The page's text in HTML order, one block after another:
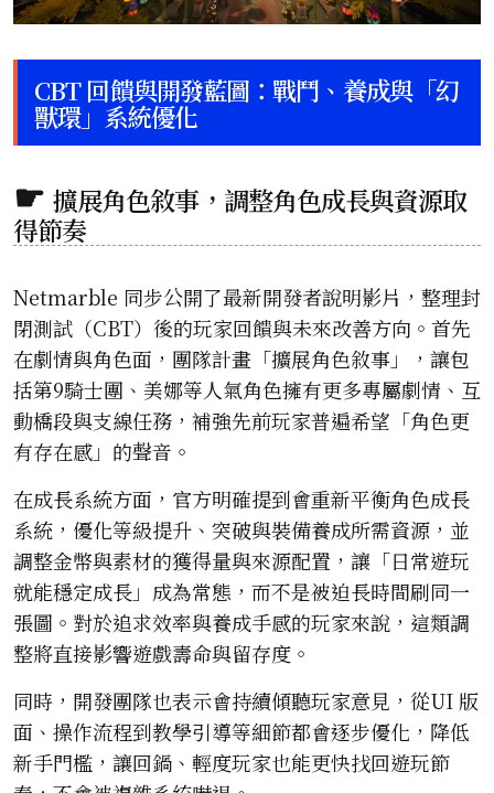
CBT 回饋與開發藍圖：戰鬥、養成與「幻
獸環」系統優化
擴展角色敘事，調整角色成長與資源取
得節奏
Netmarble 同步公開了最新開發者說明影片，整理封
閉測試（CBT）後的玩家回饋與未來改善方向。首先
在劇情與角色面，團隊計畫「擴展角色敘事」，讓包
括第9騎士團、美娜等人氣角色擁有更多專屬劇情、互
動橋段與支線任務，補強先前玩家普遍希望「角色更
有存在感」的聲音。
在成長系統方面，官方明確提到會重新平衡角色成長
系統，優化等級提升、突破與裝備養成所需資源，並
調整金幣與素材的獲得量與來源配置，讓「日常遊玩
就能穩定成長」成為常態，而不是被迫長時間刷同一
張圖。對於追求效率與養成手感的玩家來說，這類調
整將直接影響遊戲壽命與留存度。
同時，開發團隊也表示會持續傾聽玩家意見，從UI 版
面、操作流程到教學引導等細節都會逐步優化，降低
新手門檻，讓回鍋、輕度玩家也能更快找回遊玩節